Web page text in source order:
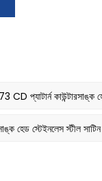
হেড স্টেইনলেস স্টীল সাটিন